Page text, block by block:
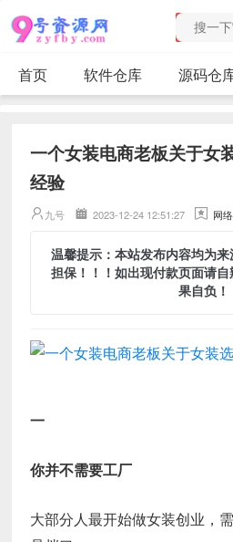
首页 软件仓库 源码仓
一个女装电商老板关于女
经验
九号 2023-12-24 12:51:27 网
温馨提示：本站发布内容均为
担保！！！如出现付款页面请
果自负！
一
你并不需要工厂
大部分人最开始做女装创业，